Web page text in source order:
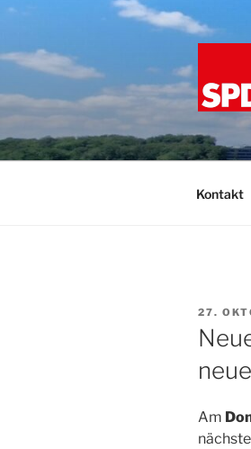
Zum
springen
Kontakt
AM
27.
Am